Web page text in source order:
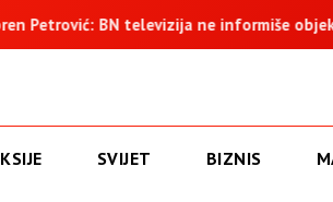
ne informiše objektivno, već pokušava
SVIJET BIZNIS